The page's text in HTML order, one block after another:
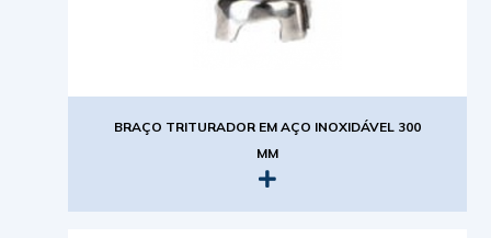
BRAÇO TRITURADOR EM AÇO INOXIDÁVEL 300
MM